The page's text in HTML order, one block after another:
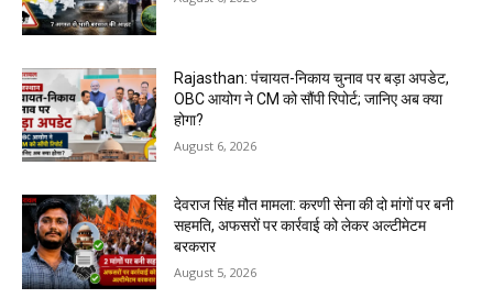
Rajasthan: पंचायत-निकाय चुनाव पर बड़ा अपडेट,
OBC आयोग ने CM को सौंपी रिपोर्ट; जानिए अब क्या
होगा?
August 6, 2026
देवराज सिंह मौत मामला: करणी सेना की दो मांगों पर बनी
सहमति, अफसरों पर कार्रवाई को लेकर अल्टीमेटम
बरकरार
August 5, 2026